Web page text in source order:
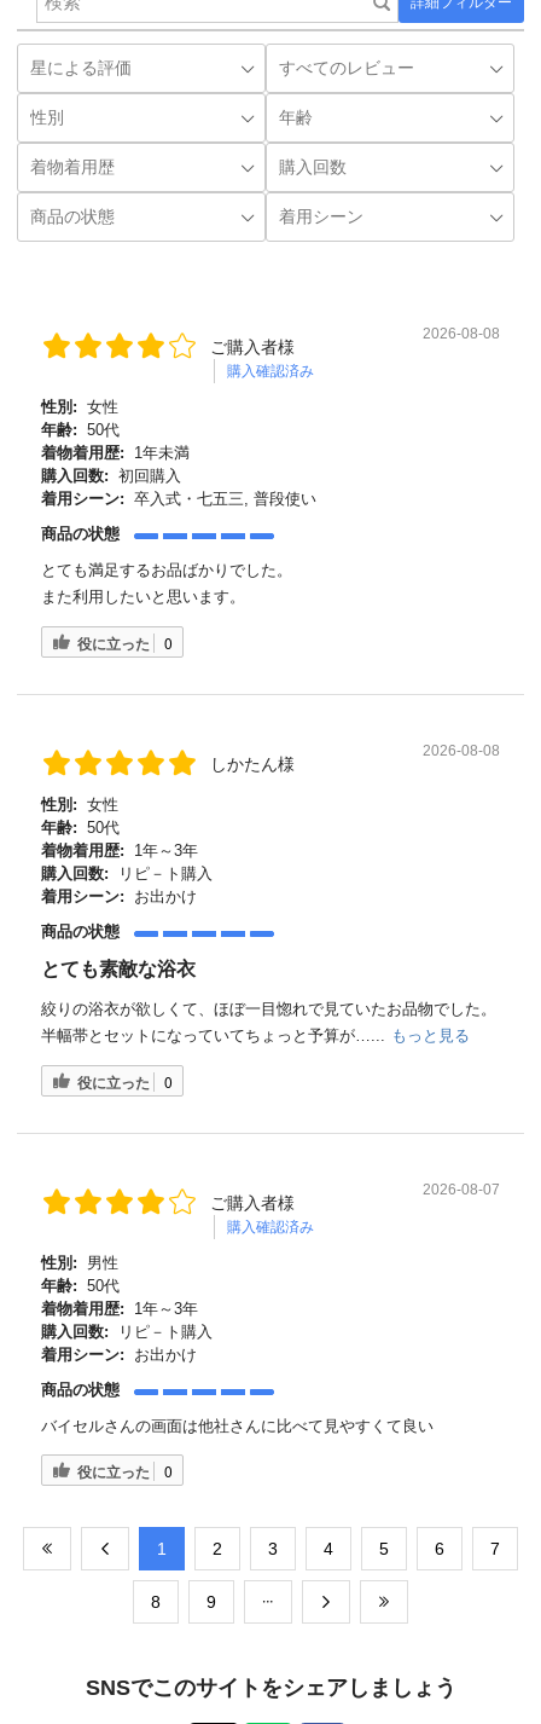
ご購入者様
購入確認済み
2026-08-08
性別: 女性
年齢: 50代
着物着用歴:
1年未満
購入回数: 初回購入
着用シーン: 卒入式・七五三, 普段使い
商品の状態
とても満足するお品ばかりでした。
また利用したいと思います。
役に立った 0
しかたん様
2026-08-08
性別: 女性
年齢: 50代
着物着用歴:
1年～3年
購入回数:
リピ－ト購入
着用シーン:
お出かけ
商品の状態
とても素敵な浴衣
絞りの浴衣が欲しくて、ほぼ一目惚れで見ていたお品物でした。
半幅帯とセットになっていてちょっと予算が…... もっと見る
役に立った 0
ご購入者様
購入確認済み
2026-08-07
性別:
男性
年齢: 50代
着物着用歴:
1年～3年
購入回数:
リピ－ト購入
着用シーン:
お出かけ
商品の状態
バイセルさんの画面は他社さんに比べて見やすくて良い
役に立った 0
​1 ​2 ​3 ​4 ​5 ​6 ​7
​8 ​9
SNSでこのサイトをシェアしましょう